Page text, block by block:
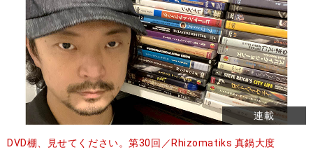
連載
DVD棚、見せてください。第30回／Rhizomatiks 真鍋大度